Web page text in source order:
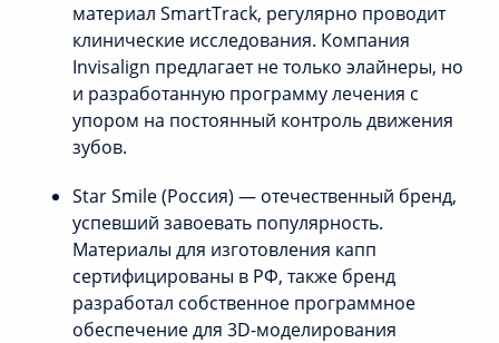
материал SmartTrack, регулярно проводит
клинические исследования. Компания
Invisalign предлагает не только элайнеры, но
и разработанную программу лечения с
упором на постоянный контроль движения
зубов.
Star Smile (Россия) — отечественный бренд,
успевший завоевать популярность.
Материалы для изготовления капп
сертифицированы в РФ, также бренд
разработал собственное программное
обеспечение для 3D-моделирования